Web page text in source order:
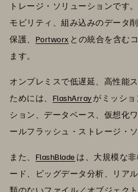
トレージ・ソリューションです
モビリティ、組み込みのデータ
保護、 Portworx との統合を含む
ます。
オンプレミスで低遅延、高性能
ためには、 FlashArray がミッシ
ション、データベース、仮想化
ールフラッシュ・ストレージ・
また、 FlashBlade は、大規模な
ード、ビッグデータ分析、リア